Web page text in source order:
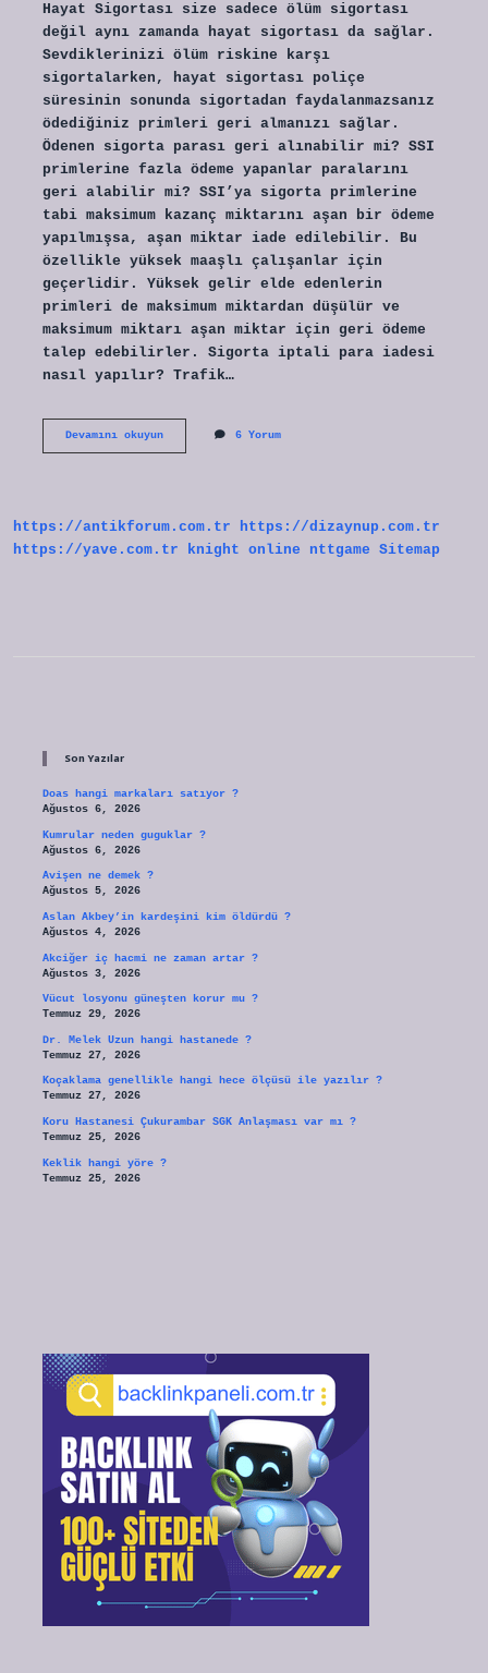
Hayat Sigortası size sadece ölüm sigortası
değil aynı zamanda hayat sigortası da sağlar.
Sevdiklerinizi ölüm riskine karşı
sigortalarken, hayat sigortası poliçe
süresinin sonunda sigortadan faydalanmazsanız
ödediğiniz primleri geri almanızı sağlar.
Ödenen sigorta parası geri alınabilir mi? SSI
primlerine fazla ödeme yapanlar paralarını
geri alabilir mi? SSI’ya sigorta primlerine
tabi maksimum kazanç miktarını aşan bir ödeme
yapılmışsa, aşan miktar iade edilebilir. Bu
özellikle yüksek maaşlı çalışanlar için
geçerlidir. Yüksek gelir elde edenlerin
primleri de maksimum miktardan düşülür ve
maksimum miktarı aşan miktar için geri ödeme
talep edebilirler. Sigorta iptali para iadesi
nasıl yapılır? Trafik…
Devamını okuyunSigorta
6 Yorum
https://antikforum.com.tr
https://dizaynup.com.tr
https://yave.com.tr
knight online nttgame Sitemap
Son Yazılar
Doas hangi markaları satıyor ?
Ağustos 6, 2026
Kumrular neden guguklar ?
Ağustos 6, 2026
Avişen ne demek ?
Ağustos 5, 2026
Aslan Akbey’in kardeşini kim öldürdü ?
Ağustos 4, 2026
Akciğer iç hacmi ne zaman artar ?
Ağustos 3, 2026
Vücut losyonu güneşten korur mu ?
Temmuz 29, 2026
Dr. Melek Uzun hangi hastanede ?
Temmuz 27, 2026
Koçaklama genellikle hangi hece ölçüsü ile yazılır ?
Temmuz 27, 2026
Koru Hastanesi Çukurambar SGK Anlaşması var mı ?
Temmuz 25, 2026
Keklik hangi yöre ?
Temmuz 25, 2026